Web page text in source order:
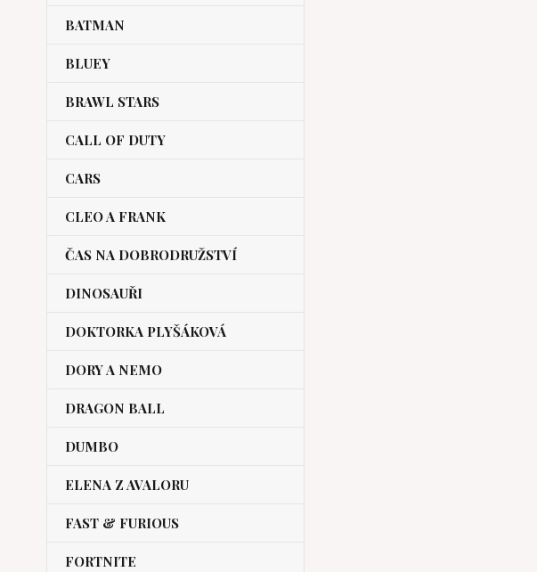
BATMAN
BLUEY
BRAWL STARS
CALL OF DUTY
CARS
CLEO A FRANK
ČAS NA DOBRODRUŽSTVÍ
DINOSAUŘI
DOKTORKA PLYŠÁKOVÁ
DORY A NEMO
DRAGON BALL
DUMBO
ELENA Z AVALORU
FAST & FURIOUS
FORTNITE